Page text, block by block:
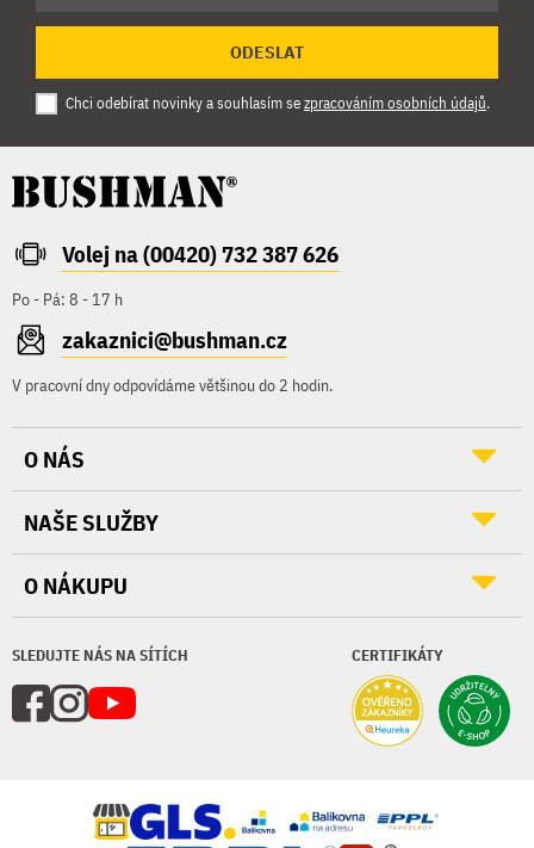
ODESLAT
Chci odebírat novinky a souhlasím sezpracováním osobních údajů.
Volej na (00420) 732 387 626
Po - Pá: 8 - 17 h
zakaznici@bushman.cz
V pracovní dny odpovídáme většinou do 2 hodin.
SLEDUJTE NÁS NA SÍTÍCH CERTIFIKÁTY
O NÁS
NAŠE SLUŽBY
O NÁKUPU